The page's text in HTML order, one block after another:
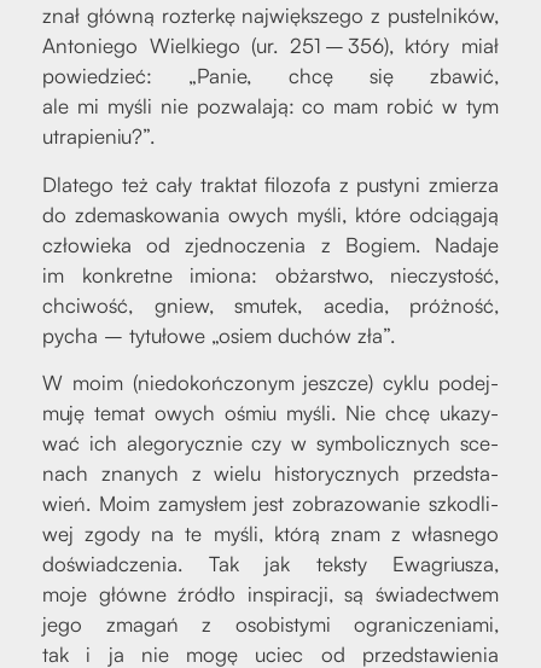
znał głów­ną roz­ter­kę naj­więk­sze­go z pustel­ni­ków,
Anto­nie­go Wiel­kie­go (ur. 251 – 356), któ­ry miał
powie­dzieć: „Panie, chcę się zba­wić,
ale mi myśli nie pozwa­la­ją: co mam robić w tym
utra­pie­niu?”.
Dla­te­go też cały trak­tat filo­zo­fa z pusty­ni zmie­rza
do zde­ma­sko­wa­nia owych myśli, któ­re odcią­ga­ją
czło­wie­ka od zjed­no­cze­nia z Bogiem. Nada­je
im kon­kret­ne imio­na: obżar­stwo, nie­czy­stość,
chci­wość, gniew, smu­tek, ace­dia, próż­ność,
pycha – tytu­ło­we „osiem duchów zła”.
W moim (nie­do­koń­czo­nym jesz­cze) cyklu podej­
mu­ję temat owych ośmiu myśli. Nie chcę uka­zy­
wać ich ale­go­rycz­nie czy w sym­bo­licz­nych sce­
nach zna­nych z wie­lu histo­rycz­nych przed­sta­
wień. Moim zamy­słem jest zobra­zo­wa­nie szko­dli­
wej zgo­dy na te myśli, któ­rą znam z wła­sne­go
doświad­cze­nia. Tak jak tek­sty Ewa­griu­sza,
moje głów­ne źró­dło inspi­ra­cji, są świa­dec­twem
jego zma­gań z oso­bi­sty­mi ogra­ni­cze­nia­mi,
tak i ja nie mogę uciec od przed­sta­wie­nia